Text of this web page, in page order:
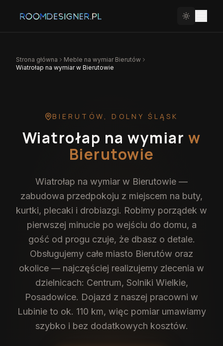
Strona główna Meble na wymiar Bierutów
Wiatrołap na wymiar w Bierutowie
BIERUTÓW , DOLNY ŚLĄSK
Wiatrołap na wymiar w
Bierutowie
Wiatrołap na wymiar w Bierutowie —
zabudowa przedpokoju z miejscem na buty,
kurtki, plecaki i drobiazgi. Robimy porządek w
pierwszej minucie po wejściu do domu, a
gość od progu czuje, że dbasz o detale.
Obsługujemy całe miasto Bierutów oraz
okolice — najczęściej realizujemy zlecenia w
dzielnicach: Centrum, Solniki Wielkie,
Posadowice. Dojazd z naszej pracowni w
Lubinie to ok. 110 km, więc pomiar umawiamy
szybko i bez dodatkowych kosztów.